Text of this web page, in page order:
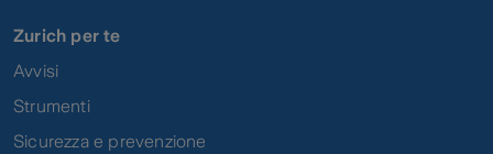
Zurich per te
Avvisi
Strumenti
Sicurezza e prevenzione